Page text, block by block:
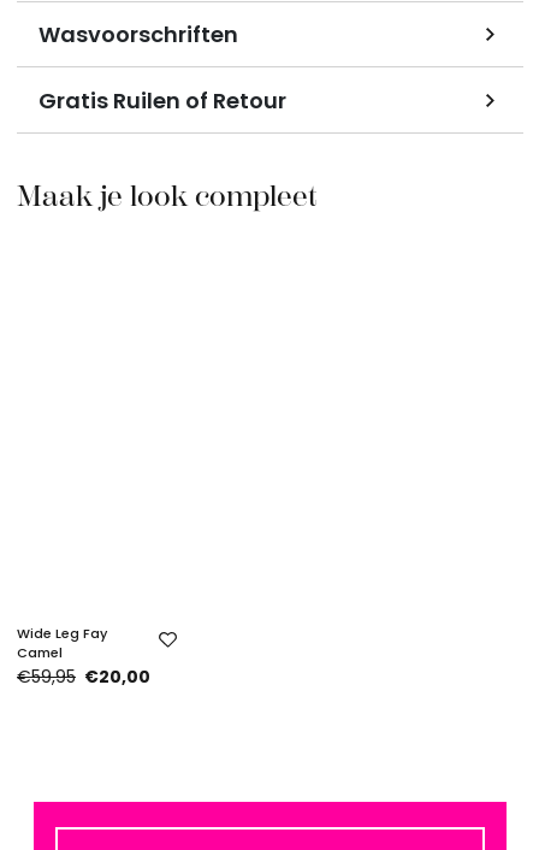
Wasvoorschriften
Gratis Ruilen of Retour
Maak je look compleet
Wide Leg Fay
Camel
€59,95 €20,00